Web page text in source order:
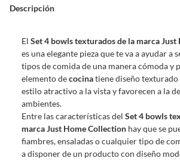
Descripción
El Set 4 bowls texturados de la marca
es una elegante pieza que te va a ayudar a
tipos de comida de una manera cómoda y
elemento decocinatiene diseño texturado
estilo atractivo a la vista y favorecen a la
ambientes.
Entre las características del Set 4 bowls
marca Just Home Collection hay que se
fiambres, ensaladas o cualquier tipo de
a disponer de un producto con diseño